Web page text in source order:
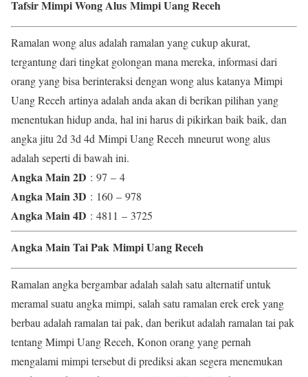
Tafsir Mimpi Wong Alus Mimpi Uang Receh
Ramalan wong alus adalah ramalan yang cukup akurat,
tergantung dari tingkat golongan mana mereka, informasi dari
orang yang bisa berinteraksi dengan wong alus katanya Mimpi
Uang Receh artinya adalah anda akan di berikan pilihan yang
menentukan hidup anda, hal ini harus di pikirkan baik baik, dan
angka jitu 2d 3d 4d Mimpi Uang Receh mneurut wong alus
adalah seperti di bawah ini.
Angka Main 2D : 97 – 4
Angka Main 3D : 160 – 978
Angka Main 4D : 4811 – 3725
Angka Main Tai Pak Mimpi Uang Receh
Ramalan angka bergambar adalah salah satu alternatif untuk
meramal suatu angka mimpi, salah satu ramalan erek erek yang
berbau adalah ramalan tai pak, dan berikut adalah ramalan tai pak
tentang Mimpi Uang Receh, Konon orang yang pernah
mengalami mimpi tersebut di prediksi akan segera menemukan